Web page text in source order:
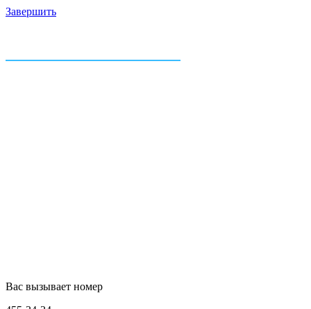
Завершить
Вас вызывает номер